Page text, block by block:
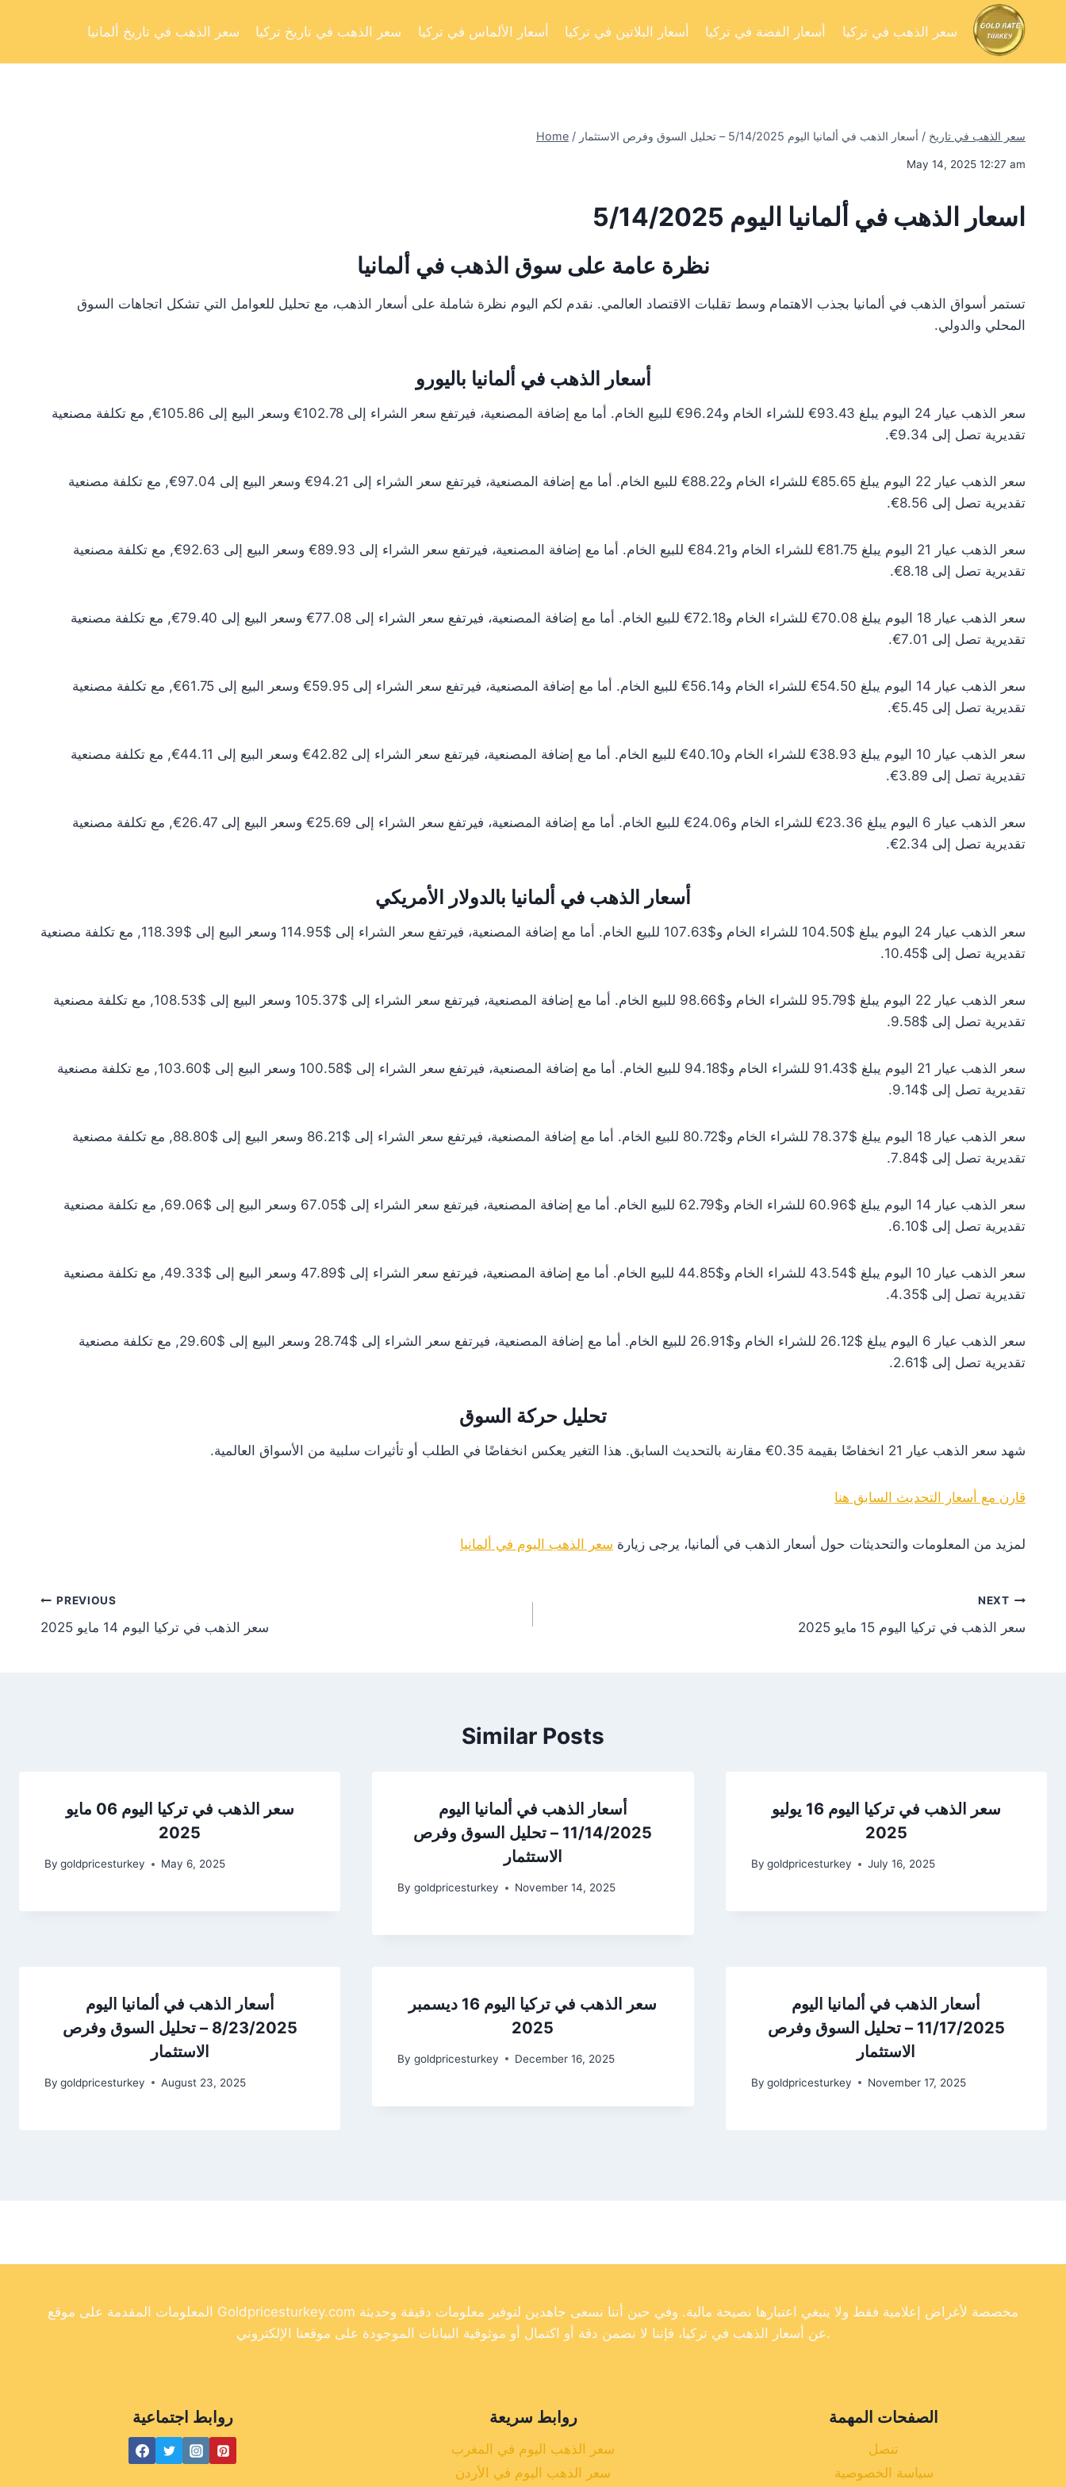
سعر الذهب في تاريخ ألمانيا سعر الذهب في تاريخ تركيا أسعار الألماس في تركيا أسعار البلاتين في تركيا أسعار الفضة في تركيا سعر الذهب في تركيا
Home / سعر الذهب في تاريخ / أسعار الذهب في ألمانيا اليوم 5/14/2025 – تحليل السوق وفرص الاستثمار
May 14, 2025 12:27 am
اسعار الذهب في ألمانيا اليوم 5/14/2025
نظرة عامة على سوق الذهب في ألمانيا
تستمر أسواق الذهب في ألمانيا بجذب الاهتمام وسط تقلبات الاقتصاد العالمي. نقدم لكم اليوم نظرة شاملة على أسعار الذهب، مع تحليل للعوامل التي تشكل اتجاهات السوق
المحلي والدولي.
أسعار الذهب في ألمانيا باليورو
سعر الذهب عيار 24 اليوم يبلغ 93.43€ للشراء الخام و96.24€ للبيع الخام. أما مع إضافة المصنعية، فيرتفع سعر الشراء إلى 102.78€ وسعر البيع إلى 105.86€, مع تكلفة مصنعية
تقديرية تصل إلى 9.34€.
سعر الذهب عيار 22 اليوم يبلغ 85.65€ للشراء الخام و88.22€ للبيع الخام. أما مع إضافة المصنعية، فيرتفع سعر الشراء إلى 94.21€ وسعر البيع إلى 97.04€, مع تكلفة مصنعية
تقديرية تصل إلى 8.56€.
سعر الذهب عيار 21 اليوم يبلغ 81.75€ للشراء الخام و84.21€ للبيع الخام. أما مع إضافة المصنعية، فيرتفع سعر الشراء إلى 89.93€ وسعر البيع إلى 92.63€, مع تكلفة مصنعية
تقديرية تصل إلى 8.18€.
سعر الذهب عيار 18 اليوم يبلغ 70.08€ للشراء الخام و72.18€ للبيع الخام. أما مع إضافة المصنعية، فيرتفع سعر الشراء إلى 77.08€ وسعر البيع إلى 79.40€, مع تكلفة مصنعية
تقديرية تصل إلى 7.01€.
سعر الذهب عيار 14 اليوم يبلغ 54.50€ للشراء الخام و56.14€ للبيع الخام. أما مع إضافة المصنعية، فيرتفع سعر الشراء إلى 59.95€ وسعر البيع إلى 61.75€, مع تكلفة مصنعية
تقديرية تصل إلى 5.45€.
سعر الذهب عيار 10 اليوم يبلغ 38.93€ للشراء الخام و40.10€ للبيع الخام. أما مع إضافة المصنعية، فيرتفع سعر الشراء إلى 42.82€ وسعر البيع إلى 44.11€, مع تكلفة مصنعية
تقديرية تصل إلى 3.89€.
سعر الذهب عيار 6 اليوم يبلغ 23.36€ للشراء الخام و24.06€ للبيع الخام. أما مع إضافة المصنعية، فيرتفع سعر الشراء إلى 25.69€ وسعر البيع إلى 26.47€, مع تكلفة مصنعية
تقديرية تصل إلى 2.34€.
أسعار الذهب في ألمانيا بالدولار الأمريكي
سعر الذهب عيار 24 اليوم يبلغ $104.50 للشراء الخام و$107.63 للبيع الخام. أما مع إضافة المصنعية، فيرتفع سعر الشراء إلى $114.95 وسعر البيع إلى $118.39, مع تكلفة مصنعية
تقديرية تصل إلى $10.45.
سعر الذهب عيار 22 اليوم يبلغ $95.79 للشراء الخام و$98.66 للبيع الخام. أما مع إضافة المصنعية، فيرتفع سعر الشراء إلى $105.37 وسعر البيع إلى $108.53, مع تكلفة مصنعية
تقديرية تصل إلى $9.58.
سعر الذهب عيار 21 اليوم يبلغ $91.43 للشراء الخام و$94.18 للبيع الخام. أما مع إضافة المصنعية، فيرتفع سعر الشراء إلى $100.58 وسعر البيع إلى $103.60, مع تكلفة مصنعية
تقديرية تصل إلى $9.14.
سعر الذهب عيار 18 اليوم يبلغ $78.37 للشراء الخام و$80.72 للبيع الخام. أما مع إضافة المصنعية، فيرتفع سعر الشراء إلى $86.21 وسعر البيع إلى $88.80, مع تكلفة مصنعية
تقديرية تصل إلى $7.84.
سعر الذهب عيار 14 اليوم يبلغ $60.96 للشراء الخام و$62.79 للبيع الخام. أما مع إضافة المصنعية، فيرتفع سعر الشراء إلى $67.05 وسعر البيع إلى $69.06, مع تكلفة مصنعية
تقديرية تصل إلى $6.10.
سعر الذهب عيار 10 اليوم يبلغ $43.54 للشراء الخام و$44.85 للبيع الخام. أما مع إضافة المصنعية، فيرتفع سعر الشراء إلى $47.89 وسعر البيع إلى $49.33, مع تكلفة مصنعية
تقديرية تصل إلى $4.35.
سعر الذهب عيار 6 اليوم يبلغ $26.12 للشراء الخام و$26.91 للبيع الخام. أما مع إضافة المصنعية، فيرتفع سعر الشراء إلى $28.74 وسعر البيع إلى $29.60, مع تكلفة مصنعية
تقديرية تصل إلى $2.61.
تحليل حركة السوق
شهد سعر الذهب عيار 21 انخفاضًا بقيمة 0.35€ مقارنة بالتحديث السابق. هذا التغير يعكس انخفاضًا في الطلب أو تأثيرات سلبية من الأسواق العالمية.
قارن مع أسعار التحديث السابق هنا
لمزيد من المعلومات والتحديثات حول أسعار الذهب في ألمانيا، يرجى زيارة سعر الذهب اليوم في ألمانيا
PREVIOUS
سعر الذهب في تركيا اليوم 14 مايو 2025
NEXT
سعر الذهب في تركيا اليوم 15 مايو 2025
Similar Posts
سعر الذهب في تركيا اليوم 06 مايو
2025
By goldpricesturkey May 6, 2025
أسعار الذهب في ألمانيا اليوم
11/14/2025 – تحليل السوق وفرص
الاستثمار
By goldpricesturkey November 14, 2025
سعر الذهب في تركيا اليوم 16 يوليو
2025
By goldpricesturkey July 16, 2025
أسعار الذهب في ألمانيا اليوم
8/23/2025 – تحليل السوق وفرص
الاستثمار
By goldpricesturkey August 23, 2025
سعر الذهب في تركيا اليوم 16 ديسمبر
2025
By goldpricesturkey December 16, 2025
أسعار الذهب في ألمانيا اليوم
11/17/2025 – تحليل السوق وفرص
الاستثمار
By goldpricesturkey November 17, 2025
المعلومات المقدمة على موقع Goldpricesturkey.com مخصصة لأغراض إعلامية فقط ولا ينبغي اعتبارها نصيحة مالية. وفي حين أننا نسعى جاهدين لتوفير معلومات دقيقة وحديثة
عن أسعار الذهب في تركيا، فإننا لا نضمن دقة أو اكتمال أو موثوقية البيانات الموجودة على موقعنا الإلكتروني.
روابط اجتماعية روابط سريعة
سعر الذهب اليوم في المغرب
سعر الذهب اليوم في الأردن
الصفحات المهمة
تنصل
سياسة الخصوصية